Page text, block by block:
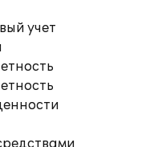
учет